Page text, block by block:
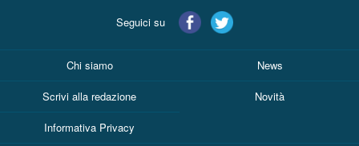
Seguici su
Chi siamo News
Scrivi alla redazione Novità
Informativa Privacy